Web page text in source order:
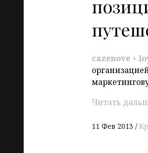
cazenove +
Читать
11 Фев 2013